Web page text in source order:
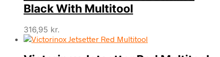
Black With Multitool
316,95 kr.